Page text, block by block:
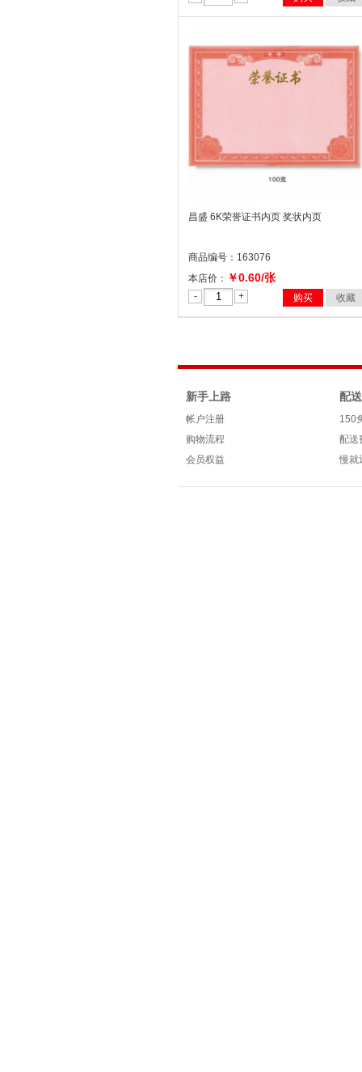
昌盛 6K荣誉证书内页 奖状内页
商品编号：163076
本店价： ￥0.60/张
- + 购买 收藏
新手上路
帐户注册
购物流程
会员权益
配
150
配送
慢就